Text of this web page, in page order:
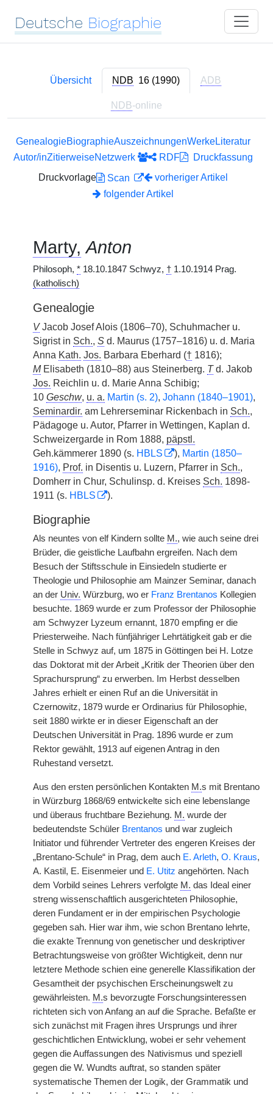
Deutsche Biographie
Übersicht NDB 16 (1990) ADB
NDB-online
GenealogieBiographieAuszeichnungenWerkeLiteratur
Autor/inZitierweiseNetzwerk RDF
Druckfassung
Druckvorlage
Scan
vorheriger Artikel
folgender Artikel
Marty, Anton
Philosoph, * 18.10.1847 Schwyz, † 1.10.1914 Prag.
(katholisch)
Genealogie
VJacob Josef Alois (1806–70), Schuhmacher u.
Sigrist in Sch., S d. Maurus (1757–1816) u. d. Maria
Anna Kath. Jos. Barbara Eberhard († 1816);
MElisabeth (1810–88) aus Steinerberg. Td. Jakob
Jos. Reichlin u. d. Marie Anna Schibig;
10 Geschw, u. a. Martin (s. 2), Johann (1840–1901),
Seminardir. am Lehrerseminar Rickenbach in Sch.,
Pädagoge u. Autor, Pfarrer in Wettingen, Kaplan d.
Schweizergarde in Rom 1888, päpstl.
Geh.kämmerer 1890 (s. HBLS ), Martin (1850–
1916), Prof. in Disentis u. Luzern, Pfarrer in Sch.,
Domherr in Chur, Schulinsp. d. Kreises Sch. 1898-
1911 (s. HBLS ).
Biographie
Als neuntes von elf Kindern sollte M., wie auch seine drei
Brüder, die geistliche Laufbahn ergreifen. Nach dem
Besuch der Stiftsschule in Einsiedeln studierte er
Theologie und Philosophie am Mainzer Seminar, danach
an der Univ. Würzburg, wo er Franz Brentanos Kollegien
besuchte. 1869 wurde er zum Professor der Philosophie
am Schwyzer Lyzeum ernannt, 1870 empfing er die
Priesterweihe. Nach fünfjähriger Lehrtätigkeit gab er die
Stelle in Schwyz auf, um 1875 in Göttingen bei H. Lotze
das Doktorat mit der Arbeit „Kritik der Theorien über den
Sprachursprung“ zu erwerben. Im Herbst desselben
Jahres erhielt er einen Ruf an die Universität in
Czernowitz, 1879 wurde er Ordinarius für Philosophie,
seit 1880 wirkte er in dieser Eigenschaft an der
Deutschen Universität in Prag. 1896 wurde er zum
Rektor gewählt, 1913 auf eigenen Antrag in den
Ruhestand versetzt.
Aus den ersten persönlichen Kontakten M.s mit Brentano
in Würzburg 1868/69 entwickelte sich eine lebenslange
und überaus fruchtbare Beziehung. M. wurde der
bedeutendste Schüler Brentanos und war zugleich
Initiator und führender Vertreter des engeren Kreises der
„Brentano-Schule“ in Prag, dem auch E. Arleth, O. Kraus,
A. Kastil, E. Eisenmeier und E. Utitz angehörten. Nach
dem Vorbild seines Lehrers verfolgte M. das Ideal einer
streng wissenschaftlich ausgerichteten Philosophie,
deren Fundament er in der empirischen Psychologie
gegeben sah. Hier war ihm, wie schon Brentano lehrte,
die exakte Trennung von genetischer und deskriptiver
Betrachtungsweise von größter Wichtigkeit, denn nur
letztere Methode schien eine generelle Klassifikation der
Gesamtheit der psychischen Erscheinungswelt zu
gewährleisten. M.s bevorzugte Forschungsinteressen
richteten sich von Anfang an auf die Sprache. Befaßte er
sich zunächst mit Fragen ihres Ursprungs und ihrer
geschichtlichen Entwicklung, wobei er sehr vehement
gegen die Auffassungen des Nativismus und speziell
gegen die W. Wundts auftrat, so standen später
systematische Themen der Logik, der Grammatik und